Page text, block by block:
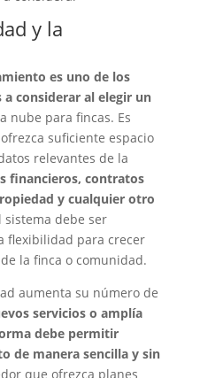
y la
es uno de los
considerar al elegir un
nube para fincas. Es
suficiente espacio
relevantes de la
financieros, contratos
y cualquier otro
sistema debe ser
flexibilidad para crecer
la finca o comunidad.
aumenta su número de
servicios o amplía
debe permitir
de manera sencilla y sin
que ofrezca planes